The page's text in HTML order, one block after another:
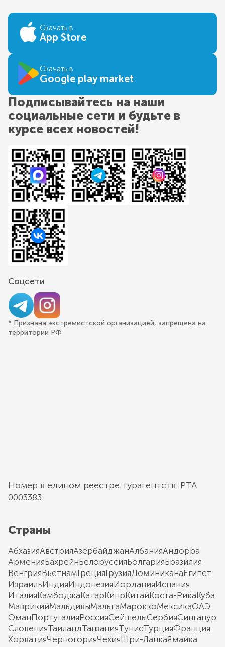
Скачать в
App Store
Скачать в
Google play market
Подписывайтесь на наши
социальные сети и будьте в
курсе всех новостей!
Соцсети
* Признана экстремистской организацией, запрещена на
территории РФ
Номер в едином реестре турагентств: РТА
0003383
Страны
АбхазияАвстрияАзербайджанАлбанияАндорра
АрменияБахрейнБелоруссияБолгарияБразилия
ВенгрияВьетнамГрецияГрузияДоминиканаЕгипет
ИзраильИндияИндонезияИорданияИспания
ИталияКамбоджаКатарКипрКитайКоста-РикаКуба
МаврикийМальдивыМальтаМароккоМексикаОАЭ
ОманПортугалияРоссияСейшелыСербияСингапур
СловенияТаиландТанзанияТунисТурцияФранция
ХорватияЧерногорияЧехияШри-ЛанкаЯмайка